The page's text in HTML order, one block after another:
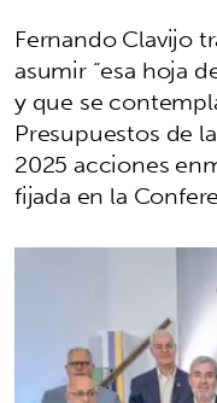
Fernando Clavijo
asumir “esa hoja
y que se
Presupuestos de
2025 acciones
fijada en la